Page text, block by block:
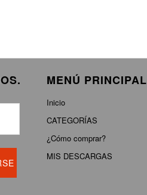
MENÚ PRINCIPAL
Inicio
CATEGORÍAS
¿Cómo comprar?
MIS DESCARGAS